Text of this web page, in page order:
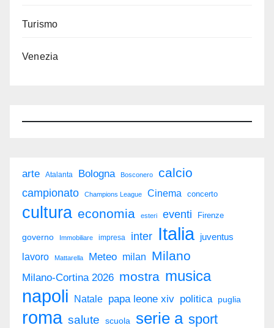
Turismo
Venezia
arte Atalanta Bologna Bosconero calcio
campionato Champions League Cinema concerto
cultura economia esteri eventi Firenze
governo Immobiliare impresa inter Italia juventus
lavoro
Mattarella Meteo milan Milano
Milano-Cortina 2026 mostra musica
napoli Natale papa leone xiv politica puglia
roma salute scuola serie a sport